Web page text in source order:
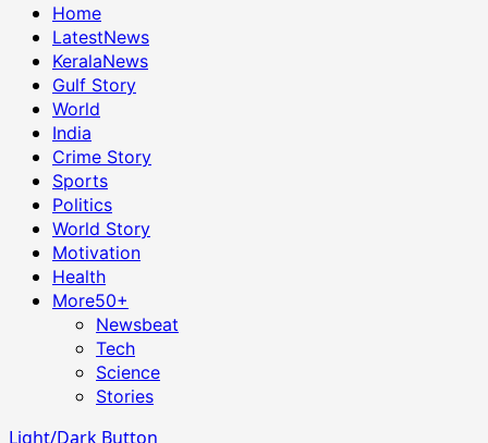
Home
LatestNews
KeralaNews
Gulf Story
World
India
Crime Story
Sports
Politics
World Story
Motivation
Health
More50+
Newsbeat
Tech
Science
Stories
Light/Dark Button